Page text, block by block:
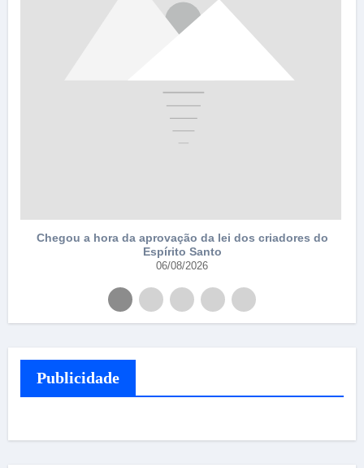
Chegou a hora da aprovação da lei dos criadores do
Espírito Santo
06/08/2026
Publicidade